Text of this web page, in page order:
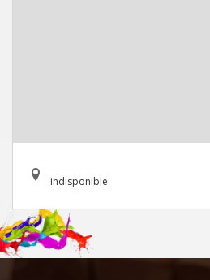
indisponible